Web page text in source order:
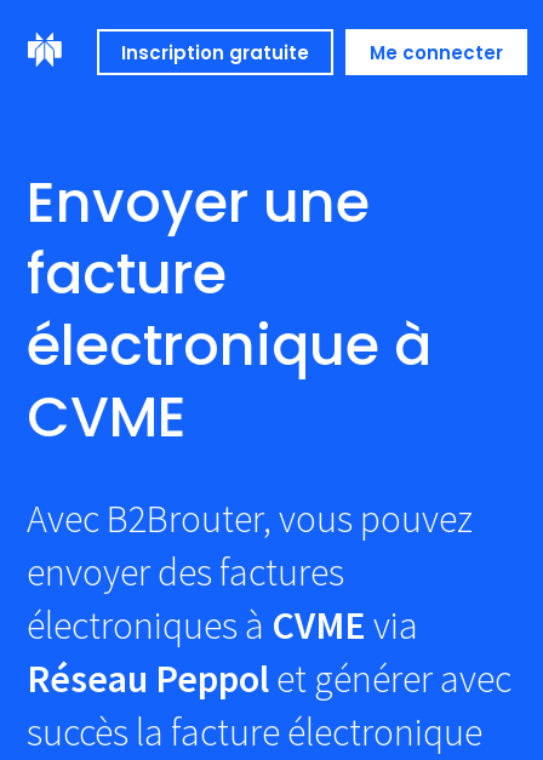
Inscription gratuite Me connecter
Envoyer une
facture
électronique à
CVME
Avec B2Brouter, vous pouvez
envoyer des factures
électroniques à CVME via
Réseau Peppolet générer avec
succès la facture électronique